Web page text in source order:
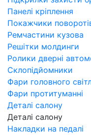
Панелі кріплення
Покажчики
Ремчастини кузова
Решітки молдинги
Ролики дверні
Склопідйомники
Фари головного
Фари протитуманні
Деталі салону
Деталі салону
Накладки на педалі